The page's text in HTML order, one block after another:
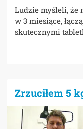
Ludzie myśleli, że
w 3 miesiące,
skutecznymi
Zrzuciłem 5